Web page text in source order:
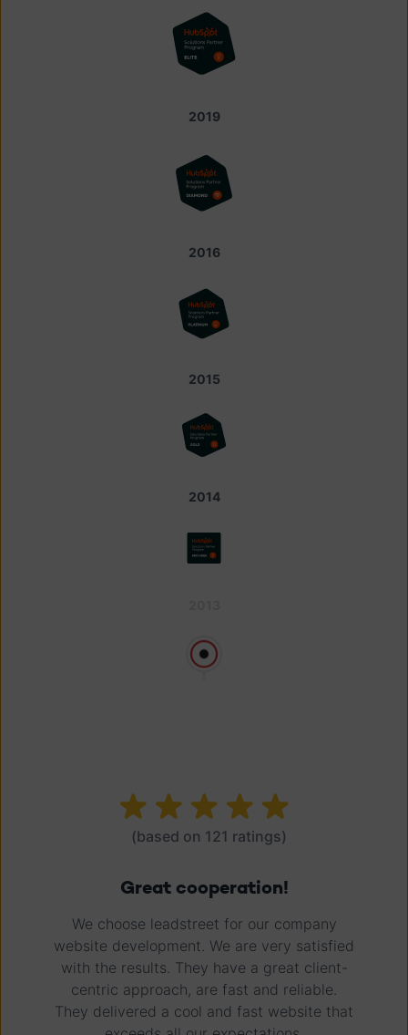
(based on 121 ratings)
Great cooperation!
We choose leadstreet for our company
website development. We are very satisfied
with the results. They have a great client-
centric approach, are fast and reliable.
They delivered a cool and fast website that